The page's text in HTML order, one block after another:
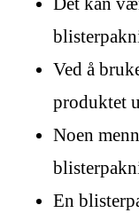
Ved å
produktet
Noen
En